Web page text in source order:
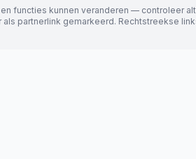
functies kunnen veranderen — controleer
partnerlink gemarkeerd. Rechtstreekse